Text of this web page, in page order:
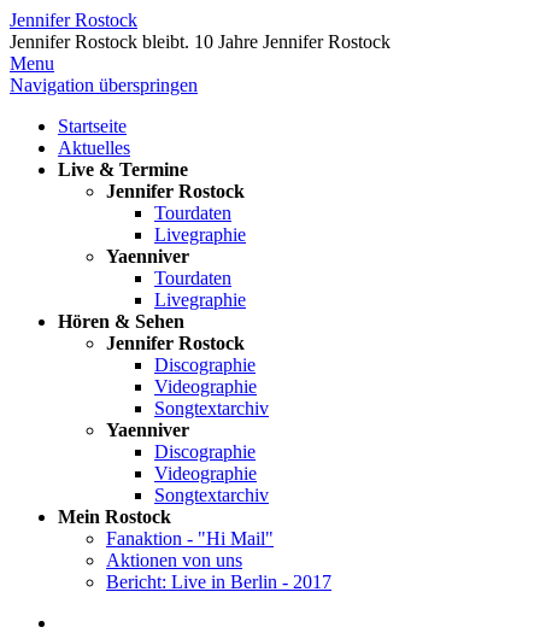
Jennifer Rostock
Jennifer Rostock bleibt. 10 Jahre Jennifer Rostock
Menu
Navigation überspringen
Startseite
Aktuelles
Live & Termine
Jennifer Rostock
Tourdaten
Livegraphie
Yaenniver
Tourdaten
Livegraphie
Hören & Sehen
Jennifer Rostock
Discographie
Videographie
Songtextarchiv
Yaenniver
Discographie
Videographie
Songtextarchiv
Mein Rostock
Fanaktion - "Hi Mail"
Aktionen von uns
Bericht: Live in Berlin - 2017